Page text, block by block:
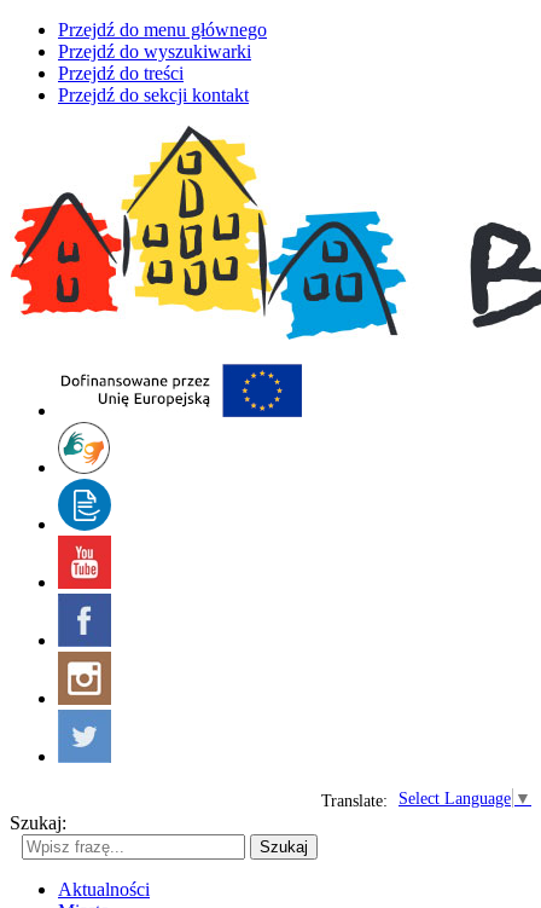
Przejdź do menu głównego
Przejdź do wyszukiwarki
Przejdź do treści
Przejdź do sekcji kontakt
Select Language ▼
Translate:
Szukaj:
Szukaj
Aktualności